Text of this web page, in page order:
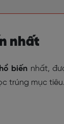
nhất
biến nhất,
trúng mục tiêu.